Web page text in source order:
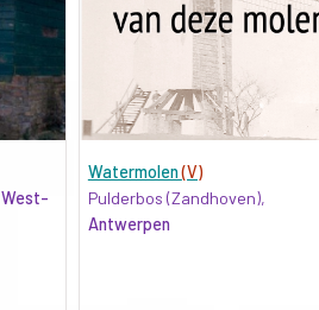
West-
Watermolen(V)
Pulderbos (Zandhoven),
Antwerpen